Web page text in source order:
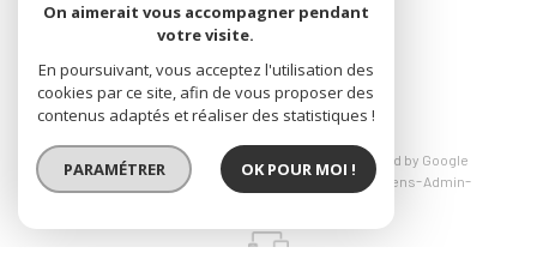
réalisé par
© 2026 | Tous droits réservés | Traduction powered by Google
Mentions légales Nos honoraires Liens Admin
On aimerait vous accompagner pendant
votre visite.
En poursuivant, vous acceptez l'utilisation des
cookies par ce site, afin de vous proposer des
contenus adaptés et réaliser des statistiques !
PARAMÉTRER OK POUR MOI !